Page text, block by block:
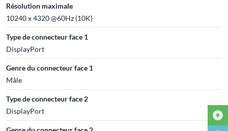
Résolution maximale
10240 x 4320 @60Hz (10K)
Type de connecteur face 1
DisplayPort
Genre du connecteur face 1
Mâle
Type de connecteur face 2
DisplayPort